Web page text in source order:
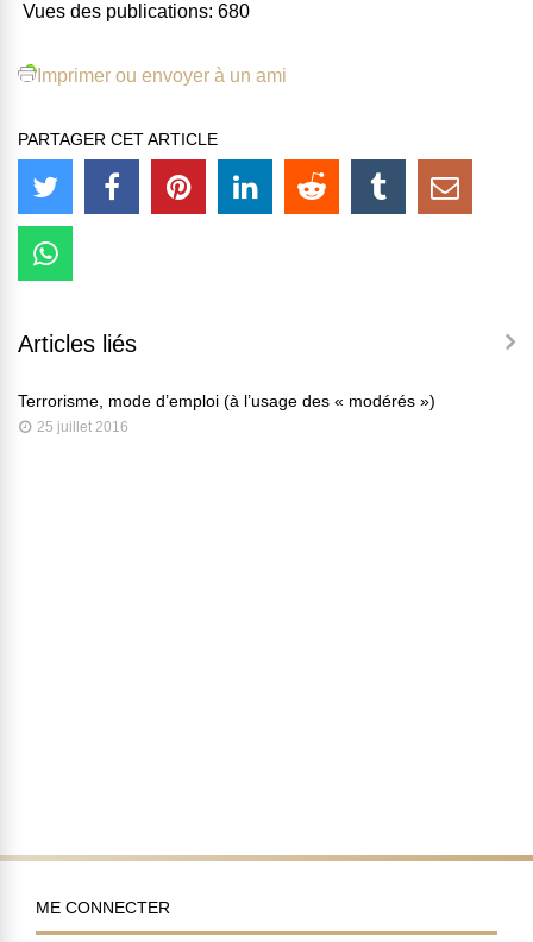
Vues des publications: 680
Imprimer ou envoyer à un ami
PARTAGER CET ARTICLE
Articles liés
Terrorisme, mode d’emploi (à l’usage des « modérés »)
25 juillet 2016
ME CONNECTER